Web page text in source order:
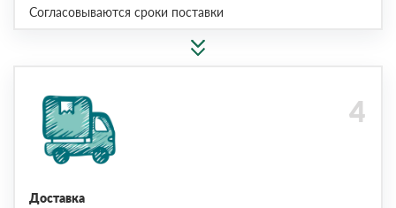
Согласовываются сроки поставки
Доставка